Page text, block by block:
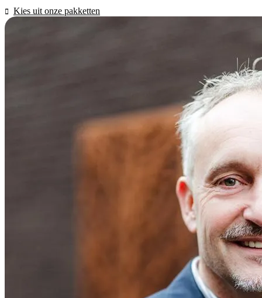
Kies uit onze pakketten